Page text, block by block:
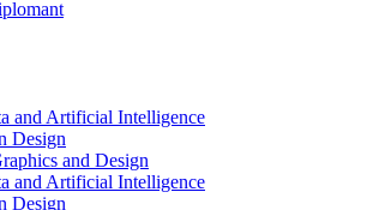
Artificial Intelligence
Design
and Design
Artificial Intelligence
Design